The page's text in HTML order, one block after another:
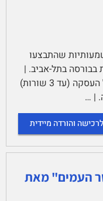
שהתבצעו
בבורסה בתל-אביב. |
עבור כל עסקה, כתבו: | תיאור קצר של העסקה (עד 3 שורות)
| …
לרכישה והורדה מיידית
העמים" מאת